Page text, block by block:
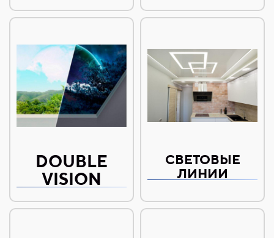
DOUBLE
VISION
СВЕТОВЫЕ
ЛИНИИ